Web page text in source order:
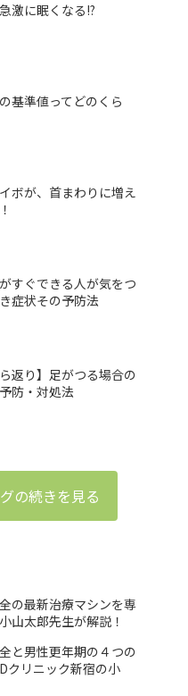
激に眠くなる!?
基準値ってどのくら
ボが、首まわりに増え
すぐできる人が気をつ
症状その予防法
ら返り】足がつる場合の
防・対処法
の続きを見る
の最新治療マシンを専
山太郎先生が解説！
と男性更年期の４つの
クリニック新宿の小